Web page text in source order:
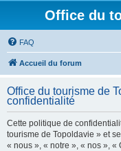
Office du
FAQ
Accueil du forum
Office du tourisme de
confidentialité
Cette politique de
tourisme de Topoldavie » et
« nous », « notre », « nos »,